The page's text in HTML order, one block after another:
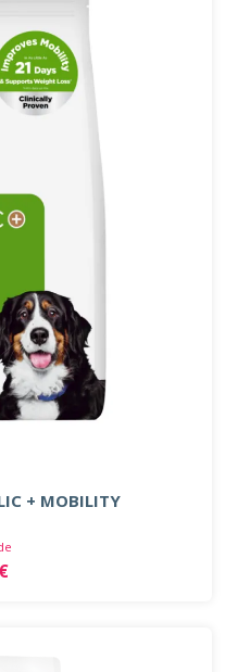
+ MOBILITY